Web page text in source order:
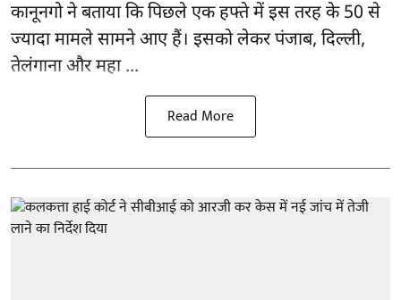
कानूनगो ने बताया कि पिछले एक हफ्ते में इस तरह के 50 से
ज्यादा मामले सामने आए हैं। इसको लेकर पंजाब, दिल्ली,
तेलंगाना और महा ...
Read More